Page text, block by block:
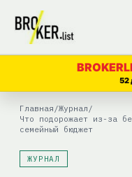
Перейти
содержимому
52
Главная /Журнал /
Что подорожает из-за
семейный бюджет
ЖУРНАЛ